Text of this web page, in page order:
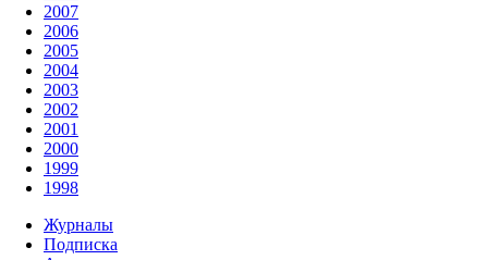
2007
2006
2005
2004
2003
2002
2001
2000
1999
1998
Журналы
Подписка